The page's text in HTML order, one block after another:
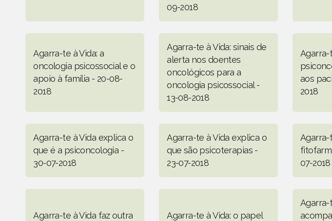
09-2018
Agarra-te à Vida: a
oncologia psicossocial e o
apoio à família - 20-08-
2018
Agarra-te à Vida: sinais de
alerta nos doentes
oncológicos para a
oncologia psicossocial -
13-08-2018
Agarra-
aos
2018
Agarra-te à Vida explica o
que é a psiconcologia -
30-07-2018
Agarra-te à Vida explica o
que são psicoterapias -
23-07-2018
Agarra-
07-2018
Agarra-te à Vida faz outra
Agarra-te à Vida: o papel
Agarra-